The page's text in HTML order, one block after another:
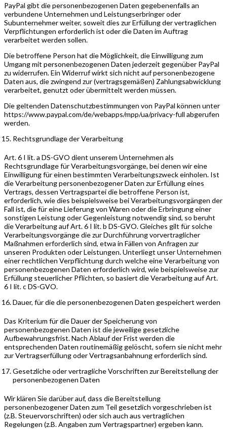
PayPal gibt die personenbezogenen Daten gegebenenfalls an
verbundene Unternehmen und Leistungserbringer oder
Subunternehmer weiter, soweit dies zur Erfüllung der vertraglichen
Verpflichtungen erforderlich ist oder die Daten im Auftrag
verarbeitet werden sollen.
Die betroffene Person hat die Möglichkeit, die Einwilligung zum
Umgang mit personenbezogenen Daten jederzeit gegenüber PayPal
zu widerrufen. Ein Widerruf wirkt sich nicht auf personenbezogene
Daten aus, die zwingend zur (vertragsgemäßen) Zahlungsabwicklung
verarbeitet, genutzt oder übermittelt werden müssen.
Die geltenden Datenschutzbestimmungen von PayPal können unter
https://www.paypal.com/de/webapps/mpp/ua/privacy-full abgerufen
werden.
Rechtsgrundlage der Verarbeitung
Art. 6 I lit. a DS-GVO dient unserem Unternehmen als
Rechtsgrundlage für Verarbeitungsvorgänge, bei denen wir eine
Einwilligung für einen bestimmten Verarbeitungszweck einholen. Ist
die Verarbeitung personenbezogener Daten zur Erfüllung eines
Vertrags, dessen Vertragspartei die betroffene Person ist,
erforderlich, wie dies beispielsweise bei Verarbeitungsvorgängen der
Fall ist, die für eine Lieferung von Waren oder die Erbringung einer
sonstigen Leistung oder Gegenleistung notwendig sind, so beruht
die Verarbeitung auf Art. 6 I lit. b DS-GVO. Gleiches gilt für solche
Verarbeitungsvorgänge die zur Durchführung vorvertraglicher
Maßnahmen erforderlich sind, etwa in Fällen von Anfragen zur
unseren Produkten oder Leistungen. Unterliegt unser Unternehmen
einer rechtlichen Verpflichtung durch welche eine Verarbeitung von
personenbezogenen Daten erforderlich wird, wie beispielsweise zur
Erfüllung steuerlicher Pflichten, so basiert die Verarbeitung auf Art.
6 I lit. c DS-GVO.
Dauer, für die die personenbezogenen Daten gespeichert werden
Das Kriterium für die Dauer der Speicherung von
personenbezogenen Daten ist die jeweilige gesetzliche
Aufbewahrungsfrist. Nach Ablauf der Frist werden die
entsprechenden Daten routinemäßig gelöscht, sofern sie nicht mehr
zur Vertragserfüllung oder Vertragsanbahnung erforderlich sind.
Gesetzliche oder vertragliche Vorschriften zur Bereitstellung der
personenbezogenen Daten
Wir klären Sie darüber auf, dass die Bereitstellung
personenbezogener Daten zum Teil gesetzlich vorgeschrieben ist
(z.B. Steuervorschriften) oder sich auch aus vertraglichen
Regelungen (z.B. Angaben zum Vertragspartner) ergeben kann.